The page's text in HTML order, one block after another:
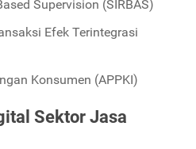
Supervision (SIRBAS)
Efek Terintegrasi
Konsumen (APPKI)
Sektor Jasa